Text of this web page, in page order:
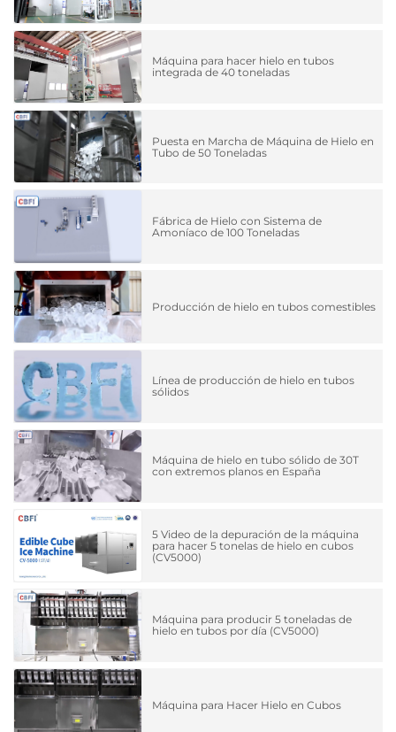
Máquina para hacer hielo en tubos
integrada de 40 toneladas
Puesta en Marcha de Máquina de Hielo en
Tubo de 50 Toneladas
Fábrica de Hielo con Sistema de
Amoníaco de 100 Toneladas
Producción de hielo en tubos comestibles
Línea de producción de hielo en tubos
sólidos
Máquina de hielo en tubo sólido de 30T
con extremos planos en España
5 Video de la depuración de la máquina
para hacer 5 tonelas de hielo en cubos
(CV5000)
Máquina para producir 5 toneladas de
hielo en tubos por día (CV5000)
Máquina para Hacer Hielo en Cubos